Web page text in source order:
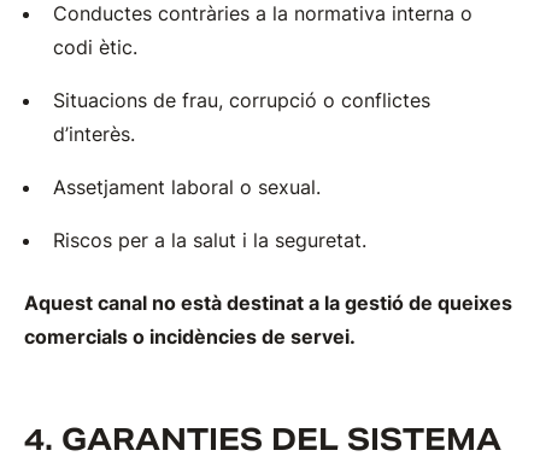
Conductes contràries a la normativa interna o
codi ètic.
Situacions de frau, corrupció o conflictes
d’interès.
Assetjament laboral o sexual.
Riscos per a la salut i la seguretat.
Aquest canal no està destinat a la gestió de queixes
comercials o incidències de servei.
4. GARANTIES DEL SISTEMA